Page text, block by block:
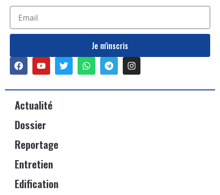
Je m'inscris
Actualité
Dossier
Reportage
Entretien
Edification